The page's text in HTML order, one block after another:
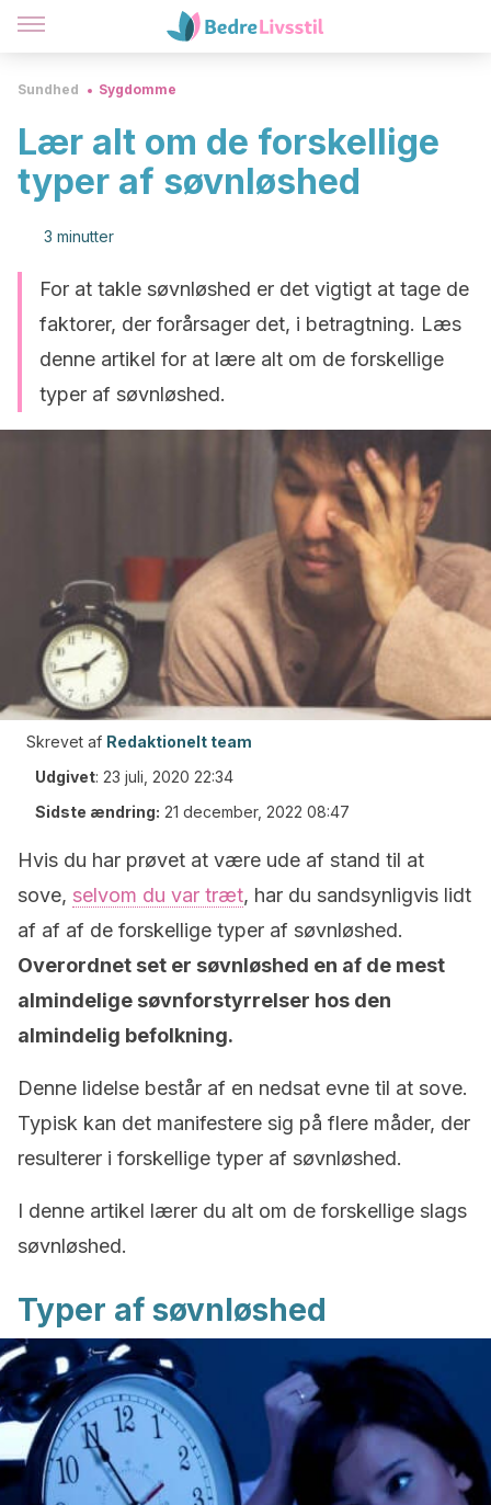
Sundhed Sygdomme
Lær alt om de forskellige
typer af søvnløshed
3 minutter
For at takle søvnløshed er det vigtigt at tage de
faktorer, der forårsager det, i betragtning. Læs
denne artikel for at lære alt om de forskellige
typer af søvnløshed.
Skrevet af Redaktionelt team
Udgivet: 23 juli, 2020 22:34
Sidste ændring: 21 december, 2022 08:47
Hvis du har prøvet at være ude af stand til at
sove, selvom du var træt, har du sandsynligvis lidt
af af af de forskellige typer af søvnløshed.
Overordnet set er søvnløshed en af ​​de mest
almindelige søvnforstyrrelser hos den
almindelig befolkning.
Denne lidelse består af en nedsat evne til at sove.
Typisk kan det manifestere sig på flere måder, der
resulterer i forskellige typer af søvnløshed.
I denne artikel lærer du alt om de forskellige slags
søvnløshed.
Typer af søvnløshed